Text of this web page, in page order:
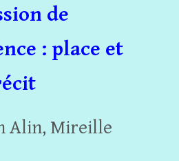
de
: place et
Alin, Mireille